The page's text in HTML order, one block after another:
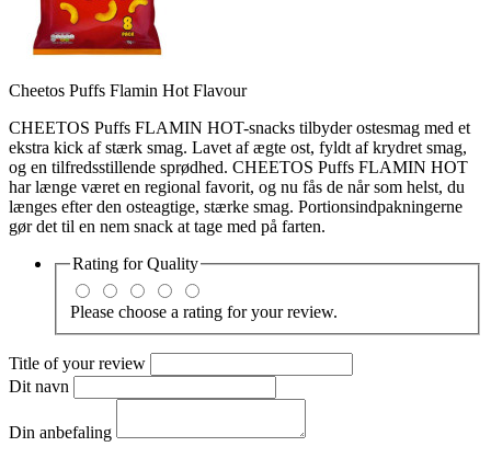
Cheetos Puffs Flamin Hot Flavour
CHEETOS Puffs FLAMIN HOT-snacks tilbyder ostesmag med et
ekstra kick af stærk smag. Lavet af ægte ost, fyldt af krydret smag,
og en tilfredsstillende sprødhed. CHEETOS Puffs FLAMIN HOT
har længe været en regional favorit, og nu fås de når som helst, du
længes efter den osteagtige, stærke smag. Portionsindpakningerne
gør det til en nem snack at tage med på farten.
Rating forQuality
Please choose a rating for your review.
Title of your review
Dit navn
Din anbefaling